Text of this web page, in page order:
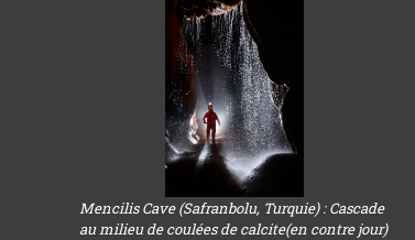
Mencilis Cave (Safranbolu, Turquie) : Cascade
au milieu de coulées de calcite(en contre jour)